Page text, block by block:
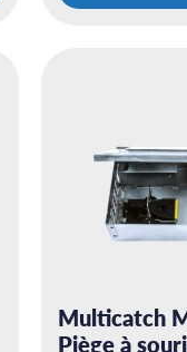
Multicatch
Piège à